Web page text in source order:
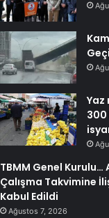
Yaz
300
TBMM Genel Kurulu…
Çalışma Takvimine
Kabul Edildi
Ağustos 7, 2026